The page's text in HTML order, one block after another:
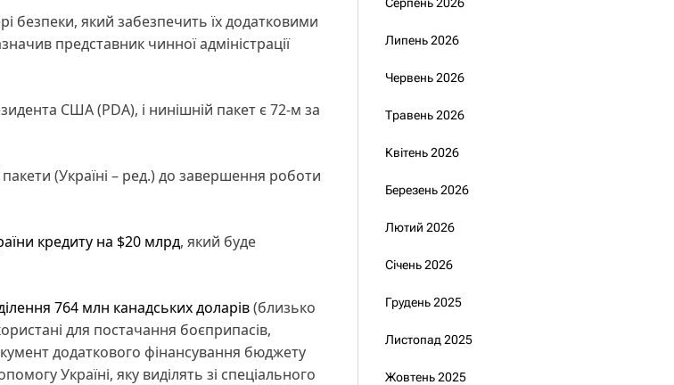
безпеки, який забезпечить їх додатковими
представник чинної адміністрації
США (PDA), і нинішній пакет є 72-м за
(Україні – ред.) до завершення роботи
кредиту на $20 млрд, який буде
764 млн канадських доларів(близько
для постачання боєприпасів,
додаткового фінансування бюджету
Україні, яку виділять зі спеціального
Липень 2026
Червень 2026
Травень 2026
Квітень 2026
Березень 2026
Лютий 2026
Січень 2026
Грудень 2025
Листопад 2025
Жовтень 2025